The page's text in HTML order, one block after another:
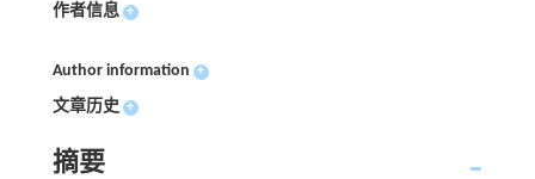
作者信息 +
Author information +
文章历史 +
摘要